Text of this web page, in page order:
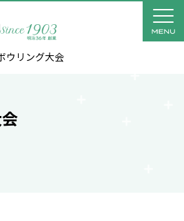
ウリング大会